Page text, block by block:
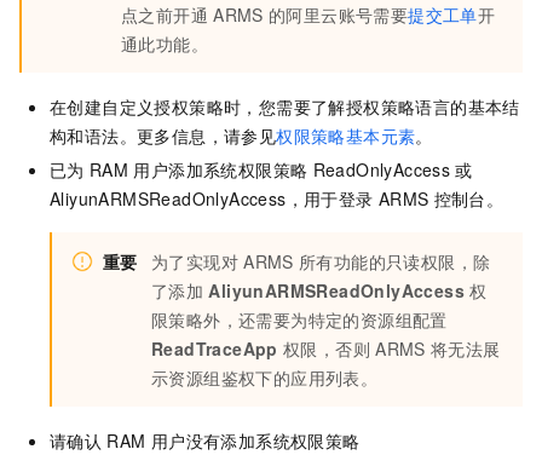
点之前开通 ARMS 的阿里云账号需要提交工单开
通此功能。
在创建自定义授权策略时，您需要了解授权策略语言的基本结
构和语法。更多信息，请参见权限策略基本元素。
已为 RAM 用户添加系统权限策略 ReadOnlyAccess 或
AliyunARMSReadOnlyAccess，用于登录 ARMS 控制台。
重要 为了实现对 ARMS 所有功能的只读权限，除
了添加 AliyunARMSReadOnlyAccess 权
限策略外，还需要为特定的资源组配置
ReadTraceApp 权限，否则 ARMS 将无法展
示资源组鉴权下的应用列表。
请确认 RAM 用户没有添加系统权限策略